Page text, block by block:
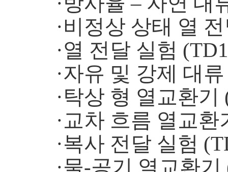
·비정상 상태 열
·열 전달 실험
·자유 및 강제 대
·탁상 형 열교환기
·교차 흐름 열교환
·복사 전달 실험
·물-공기 열교환기